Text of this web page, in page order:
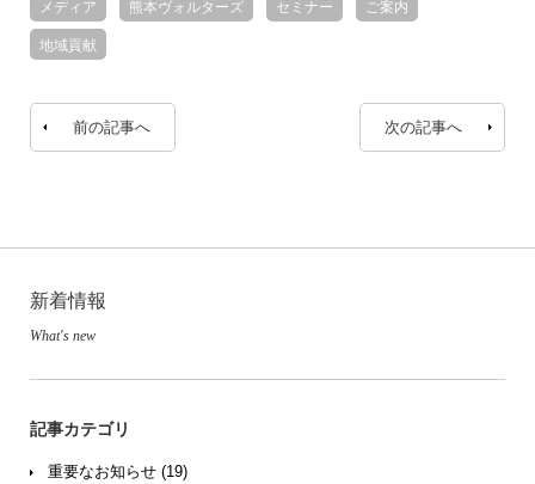
新着情報
What's new
記事カテゴリ
重要なお知らせ (19)
メディア 熊本ヴォルターズ セミナー ご案内
地域貢献
前の記事へ 次の記事へ